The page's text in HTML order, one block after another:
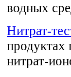
водных
Нитрат-
продуктах
нитрат-